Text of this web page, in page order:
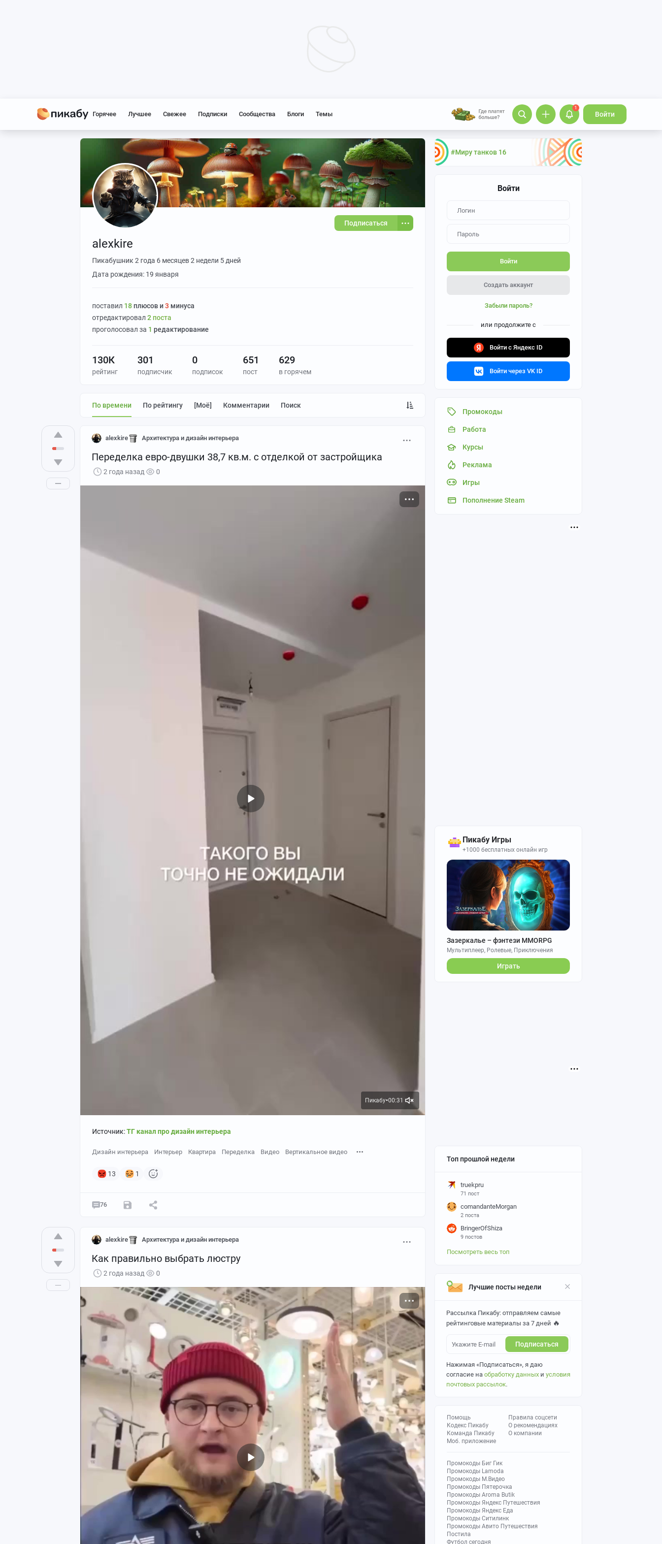
Горячее Лучшее Свежее Подписки Сообщества Блоги Темы
1
Войти
#Миру танков 16
Войти
Войти
Создать аккаунт
Забыли пароль?
или продолжите с
Войти с Яндекс ID
Войти через VK ID
Промокоды
Работа
Курсы
Реклама
Игры
Пополнение Steam
Пикабу Игры
+1000 бесплатных онлайн игр
Зазеркалье – фэнтези MMORPG
Мультиплеер, Ролевые, Приключения
Играть
Топ прошлой недели
truekpru
71 пост
comandanteMorgan
2 поста
BringerOfShiza
9 постов
Посмотреть весь топ
Лучшие посты недели
Рассылка Пикабу: отправляем самые
рейтинговые материалы за 7 дней 🔥
Подписаться
Нажимая «Подписаться», я даю
согласие на обработку данных и условия
почтовых рассылок.
Помощь
Кодекс Пикабу
Команда Пикабу
Моб. приложение
Правила соцсети
О рекомендациях
О компании
Промокоды Биг Гик
Промокоды Lamoda
Промокоды М.Видео
Промокоды Пятерочка
Промокоды Aroma Butik
Промокоды Яндекс Путешествия
Промокоды Яндекс Еда
Промокоды Ситилинк
Промокоды Авито Путешествия
Постила
Футбол сегодня
alexkire
Подписаться
Пикабушник 2 года 6 месяцев 2 недели 5 дней
Дата рождения: 19 января
поставил 18 плюсов и3 минуса
отредактировал 2 поста
проголосовал за 1 редактирование
130К
рейтинг
301
подписчик
0
подписок
651
пост
629
в горячем
По времени По рейтингу [моё] Комментарии Поиск
alexkire Архитектура и дизайн интерьера
Переделка евро-двушки 38,7 кв.м. с отделкой от застройщика
2 года назад 0
Пикабу●00:31
Источник:ТГ канал про дизайн интерьера
Дизайн интерьера Интерьер Квартира Переделка Видео Вертикальное видео
13 1
76
alexkire Архитектура и дизайн интерьера
Как правильно выбрать люстру
2 года назад 0